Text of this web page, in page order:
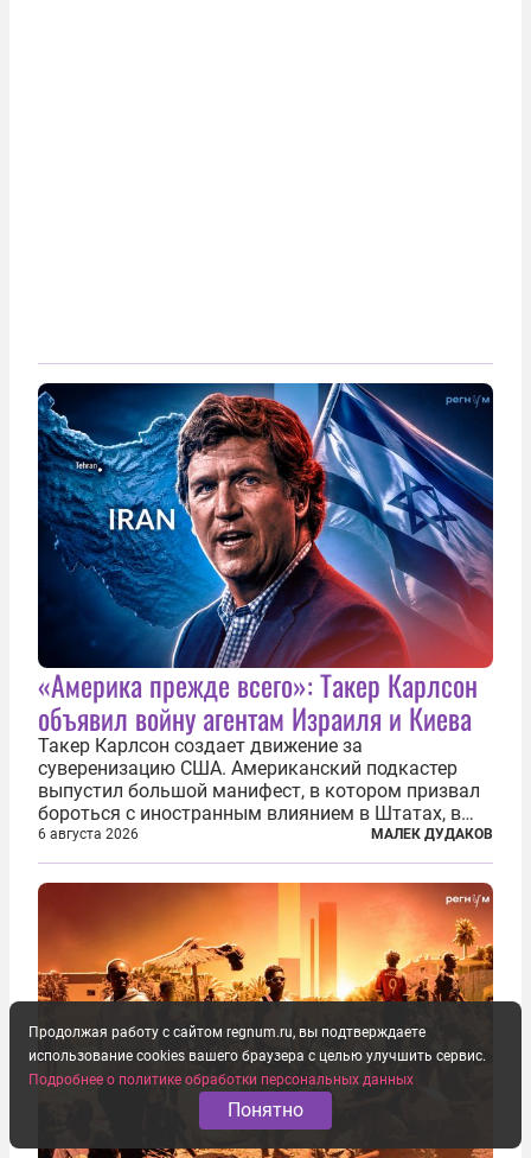
«Америка прежде всего»: Такер Карлсон
объявил войну агентам Израиля и Киева
Такер Карлсон создает движение за
суверенизацию США. Американский подкастер
выпустил большой манифест, в котором призвал
бороться с иностранным влиянием в Штатах, в
первую очередь имея в виду Израиль. А также
прекратить заморские войны, выплатить
репарации Ирану, остановить прием мигрантов...
6 августа 2026 МАЛЕК ДУДАКОВ
Продолжая работу с сайтом regnum.ru, вы подтверждаете
использование cookies вашего браузера с целью улучшить сервис.
Подробнее о политике обработки персональных данных
Понятно